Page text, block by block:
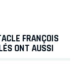
FRANÇOIS
ONT AUSSI